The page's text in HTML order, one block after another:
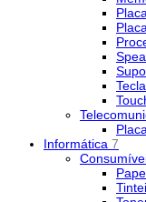
Informática 7